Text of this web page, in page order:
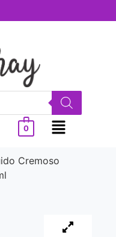
0
Cremoso